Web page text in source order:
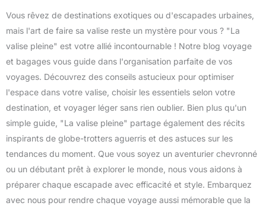
Vous rêvez de destinations exotiques ou d'escapades urbaines,
mais l'art de faire sa valise reste un mystère pour vous ? "La
valise pleine" est votre allié incontournable ! Notre blog voyage
et bagages vous guide dans l'organisation parfaite de vos
voyages. Découvrez des conseils astucieux pour optimiser
l'espace dans votre valise, choisir les essentiels selon votre
destination, et voyager léger sans rien oublier. Bien plus qu'un
simple guide, "La valise pleine" partage également des récits
inspirants de globe-trotters aguerris et des astuces sur les
tendances du moment. Que vous soyez un aventurier chevronné
ou un débutant prêt à explorer le monde, nous vous aidons à
préparer chaque escapade avec efficacité et style. Embarquez
avec nous pour rendre chaque voyage aussi mémorable que la